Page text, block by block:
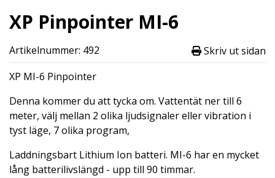
XP Pinpointer MI-6
Artikelnummer: 492
Skriv ut sidan
XP MI-6 Pinpointer
Denna kommer du att tycka om. Vattentät ner till 6
meter, välj mellan 2 olika ljudsignaler eller vibration i
tyst läge, 7 olika program,
Laddningsbart Lithium Ion batteri. MI-6 har en mycket
lång batterilivslängd - upp till 90 timmar.